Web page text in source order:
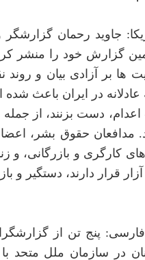
جاوید رحمان
گزارش خود را منشر
ها بر آزادی بیان و
در ایران باعث
دست بزنند، از
مدافعان حقوق بشر،
های کارگری و بازرگانی، و
آزار قرار دارند، دستگیر و
فارسی: پنج تن از
در سازمان ملل متحد با